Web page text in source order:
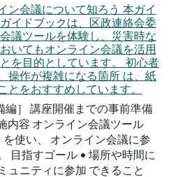
ン会議について知ろう 本ガイ
イドブックは、区政連絡会委
議ツールを体験し、災害時な
いてもオンライン会議を活用
を目的としています。 初心者
操作が複雑になる箇所 は、紙
とをおすすめしています。
編］ 講座開催までの事前準備
内容 オンライン会議ツール
を使い、 オンライン会議に参
目指すゴール • 場所や時間に
ュニティに参加 できること